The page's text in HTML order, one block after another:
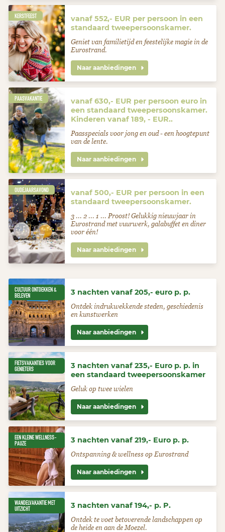
KERSTFEEST
vanaf 552,- EUR per persoon in een
standaard tweepersoonskamer.
Geniet van familietijd en feestelijke magie in de
Eurostrand.
Naar aanbiedingen
PAASVAKANTIE
vanaf 630,- EUR per persoon euro in
een standaard tweepersoonskamer.
Kinderen vanaf 189, - EUR..
Paasspecials voor jong en oud - een hoogtepunt
van de lente.
Naar aanbiedingen
OUDEJAARSAVOND
vanaf 500,- EUR per persoon in een
standaard tweepersoonskamer.
3 ... 2 ... 1 ... Proost! Gelukkig nieuwjaar in
Eurostrand met vuurwerk, galabuffet en diner
voor één!
Naar aanbiedingen
CULTUUR ONTDEKKEN &
BELEVEN
3 nachten vanaf 205,- euro p. p.
Ontdek indrukwekkende steden, geschiedenis
en kunstwerken
Naar aanbiedingen
FIETSVAKANTIES VOOR
GENIETERS
3 nachten vanaf 235,- Euro p. p. in
een standaard tweepersoonskamer
Geluk op twee wielen
Naar aanbiedingen
EEN KLEINE WELLNESS-
PAUZE
3 nachten vanaf 219,- Euro p. p.
Ontspanning & wellness op Eurostrand
Naar aanbiedingen
WANDELVAKANTIE MET
UITZICHT
3 nachten vanaf 194,- p. P.
Ontdek te voet betoverende landschappen op
de heide en aan de Moezel.